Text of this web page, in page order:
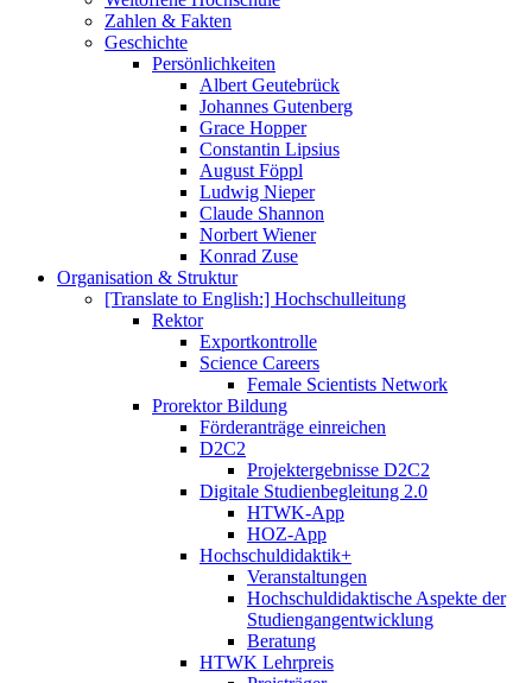
Zahlen & Fakten
Geschichte
Persönlichkeiten
Albert Geutebrück
Johannes Gutenberg
Grace Hopper
Constantin Lipsius
August Föppl
Ludwig Nieper
Claude Shannon
Norbert Wiener
Konrad Zuse
Organisation & Struktur
[Translate to English:] Hochschulleitung
Rektor
Exportkontrolle
Science Careers
Female Scientists Network
Prorektor Bildung
Förderanträge einreichen
D2C2
Projektergebnisse D2C2
Digitale Studienbegleitung 2.0
HTWK-App
HOZ-App
Hochschuldidaktik+
Veranstaltungen
Hochschuldidaktische Aspekte der
Studiengangentwicklung
Beratung
HTWK Lehrpreis